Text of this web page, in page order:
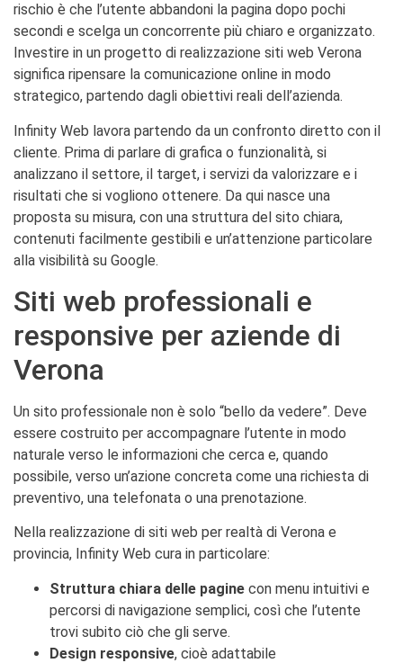
rischio è che l’utente abbandoni la pagina dopo pochi
secondi e scelga un concorrente più chiaro e organizzato.
Investire in un progetto di realizzazione siti web Verona
significa ripensare la comunicazione online in modo
strategico, partendo dagli obiettivi reali dell’azienda.
Infinity Web lavora partendo da un confronto diretto con il
cliente. Prima di parlare di grafica o funzionalità, si
analizzano il settore, il target, i servizi da valorizzare e i
risultati che si vogliono ottenere. Da qui nasce una
proposta su misura, con una struttura del sito chiara,
contenuti facilmente gestibili e un’attenzione particolare
alla visibilità su Google.
Siti web professionali e
responsive per aziende di
Verona
Un sito professionale non è solo “bello da vedere”. Deve
essere costruito per accompagnare l’utente in modo
naturale verso le informazioni che cerca e, quando
possibile, verso un’azione concreta come una richiesta di
preventivo, una telefonata o una prenotazione.
Nella realizzazione di siti web per realtà di Verona e
provincia, Infinity Web cura in particolare:
Struttura chiara delle pagine con menu intuitivi e
percorsi di navigazione semplici, così che l’utente
trovi subito ciò che gli serve.
Design responsive, cioè adattabile